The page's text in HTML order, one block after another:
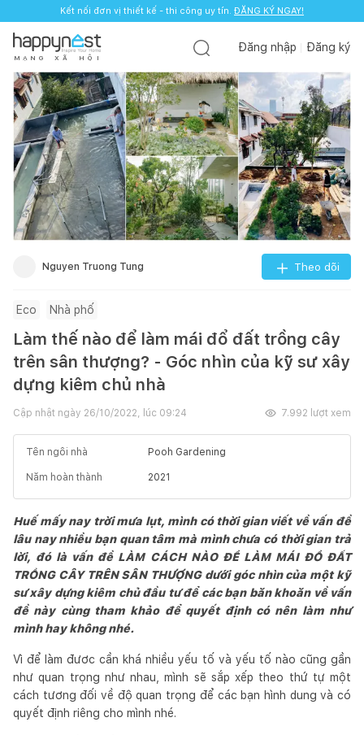
Kết nối đơn vị thiết kế - thi công uy tín. ĐĂNG KÝ NGAY!
M Ạ N G X Ã H Ộ I
Đăng nhập Đăng ký
Nguyen Truong Tung Theo dõi
Eco Nhà phố
Làm thế nào để làm mái đổ đất trồng cây
trên sân thượng? - Góc nhìn của kỹ sư xây
dựng kiêm chủ nhà
Cập nhật ngày 26/10/2022, lúc 09:24 7.992 lượt xem
Tên ngôi nhà Pooh Gardening
Năm hoàn thành 2021
Huế mấy nay trời mưa lụt, mình có thời gian viết về vấn đề
lâu nay nhiều bạn quan tâm mà mình chưa có thời gian trả
lời, đó là vấn đề LÀM CÁCH NÀO ĐỂ LÀM MÁI ĐỔ ĐẤT
TRỒNG CÂY TRÊN SÂN THƯỢNG dưới góc nhìn của một kỹ
sư xây dựng kiêm chủ đầu tư để các bạn băn khoăn về vấn
đề này cùng tham khảo để quyết định có nên làm như
mình hay không nhé.
Vì để làm đươc cần khá nhiều yếu tố và yếu tố nào cũng gần
như quan trọng như nhau, mình sẽ sắp xếp theo thứ tự một
cách tương đối về độ quan trọng để các bạn hình dung và có
quyết định riêng cho mình nhé.